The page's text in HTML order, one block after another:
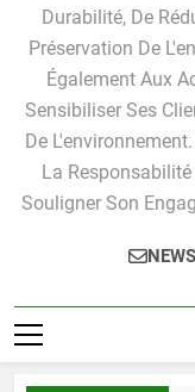
Durabilité, De
Préservation De
Également Aux
Sensibiliser Ses
De
La
Souligner Son